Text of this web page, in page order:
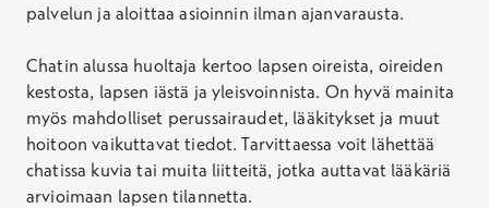
palvelun ja aloittaa asioinnin ilman ajanvarausta.
Chatin alussa huoltaja kertoo lapsen oireista, oireiden
kestosta, lapsen iästä ja yleisvoinnista. On hyvä mainita
myös mahdolliset perussairaudet, lääkitykset ja muut
hoitoon vaikuttavat tiedot. Tarvittaessa voit lähettää
chatissa kuvia tai muita liitteitä, jotka auttavat lääkäriä
arvioimaan lapsen tilannetta.